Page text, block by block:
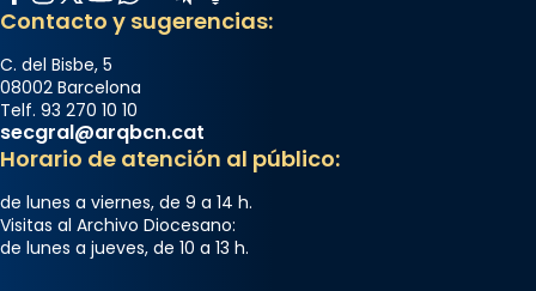
Contacto y sugerencias:
C. del Bisbe, 5
08002 Barcelona
Telf. 93 270 10 10
secgral@arqbcn.cat
Horario de atención al público:
de lunes a viernes, de 9 a 14 h.
Visitas al Archivo Diocesano:
de lunes a jueves, de 10 a 13 h.